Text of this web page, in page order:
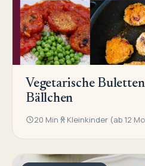
Vegetarische Buletten
Bällchen
20 Min Kleinkinder (ab 12